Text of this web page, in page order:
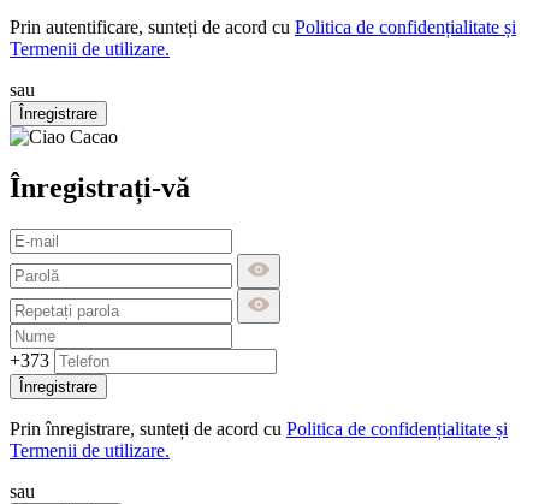
Prin autentificare, sunteți de acord cu Politica de confidențialitate și
Termenii de utilizare.
sau
Înregistrare
Înregistrați-vă
+373
Înregistrare
Prin înregistrare, sunteți de acord cu Politica de confidențialitate și
Termenii de utilizare.
sau